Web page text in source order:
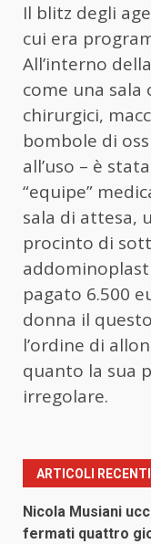
Il blitz degli
cui era
All’interno
come una
chirurgici,
bombole di
all’uso – è
“equipe”
sala di attesa,
procinto di
pagato 6.500
donna il
l’ordine di
quanto la sua
irregolare.
ARTICOLI RECENTI
Nicola Musiani
fermati quattro